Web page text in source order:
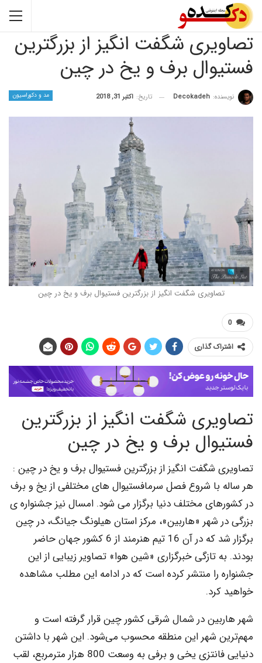
شگفت انگیز از بزرگترین
برف و یخ در چین
Decokadeh تاریخ: اکتبر 31, 2018
شگفت انگیز از بزرگترین فستیوال برف و یخ در چین
گذاری
شگفت انگیز از بزرگترین
برف و یخ در چین
شگفت انگیز از بزرگترین فستیوال برف و یخ در چین :
با شروع فصل سرمافستیوال های مختلفی از یخ و برف
مختلف دنیا برگزار می شود. امسال نیز جشنواره ی
شهر «هاربین»، مرکز استان هیلونگ جیانگ، در چین
برگزار شد که در آن 16 تیم هنرمند از 6 کشور جهان حاضر
تازگی خبرگزاری «شین هوا» تصاویر زیبایی از این
را منتشر کرده است که در ادامه این مطلب مشاهده
در شمال شرقی کشور چین قرار گرفته است و
شهر این منطقه محسوب می‌شود. این شهر با داشتن
دنیایی فانتزی یخی و برفی به وسعت 800 هزار مترمربع، لقب